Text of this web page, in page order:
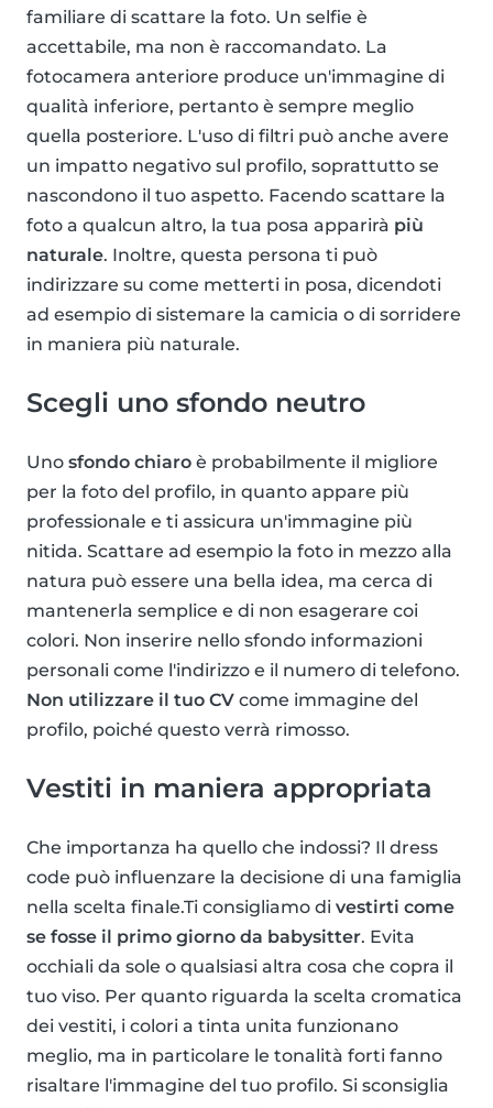
familiare di scattare la foto. Un selfie è
accettabile, ma non è raccomandato. La
fotocamera anteriore produce un'immagine di
qualità inferiore, pertanto è sempre meglio
quella posteriore. L'uso di filtri può anche avere
un impatto negativo sul profilo, soprattutto se
nascondono il tuo aspetto. Facendo scattare la
foto a qualcun altro, la tua posa apparirà più
naturale. Inoltre, questa persona ti può
indirizzare su come metterti in posa, dicendoti
ad esempio di sistemare la camicia o di sorridere
in maniera più naturale.
Scegli uno sfondo neutro
Uno sfondo chiaro è probabilmente il migliore
per la foto del profilo, in quanto appare più
professionale e ti assicura un'immagine più
nitida. Scattare ad esempio la foto in mezzo alla
natura può essere una bella idea, ma cerca di
mantenerla semplice e di non esagerare coi
colori. Non inserire nello sfondo informazioni
personali come l'indirizzo e il numero di telefono.
Non utilizzare il tuo CV come immagine del
profilo, poiché questo verrà rimosso.
Vestiti in maniera appropriata
Che importanza ha quello che indossi? Il dress
code può influenzare la decisione di una famiglia
nella scelta finale.Ti consigliamo di vestirti come
se fosse il primo giorno da babysitter. Evita
occhiali da sole o qualsiasi altra cosa che copra il
tuo viso. Per quanto riguarda la scelta cromatica
dei vestiti, i colori a tinta unita funzionano
meglio, ma in particolare le tonalità forti fanno
risaltare l'immagine del tuo profilo. Si sconsiglia